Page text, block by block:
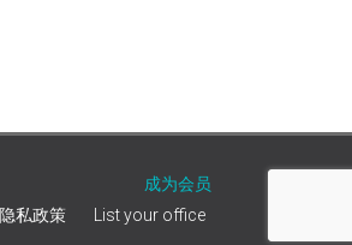
成为会员
隐私政策 List your office